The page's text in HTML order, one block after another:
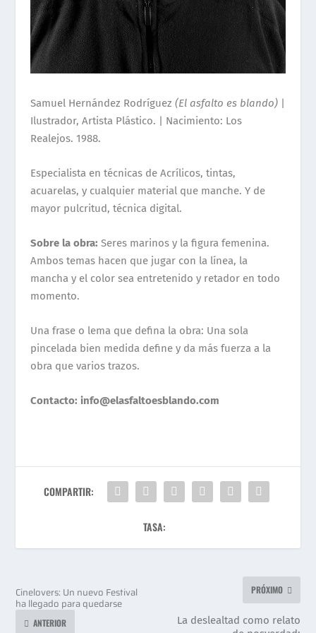
Samuel Hernández Rodríguez (El asfalto es blando)|
Ilustrador, Artista Plástico. | Nacimiento: Los
Realejos. 1988.
Especialista en técnicas de Acrílicos, tintas,
acuarelas, y cualquier material que manche. Y de
mayor pulcritud, técnica digital.
Sobre la obra: Seres marinos y la figura femenina.
Ambos temas hacen que jugar con la línea, la
mancha y el color sea entretenido y retador en todo
momento.
Una frase o lema que defina la obra: Una sola
pincelada bien medida define y da más fuerza a la
obra que varios trazos.
Contacto: info@elasfaltoesblando.com
COMPARTIR:
TASA:
Cinelovers: Un nuevo Festival
ha llegado para quedarse
ANTERIOR
PRÓXIMO
La deslealtad como relato